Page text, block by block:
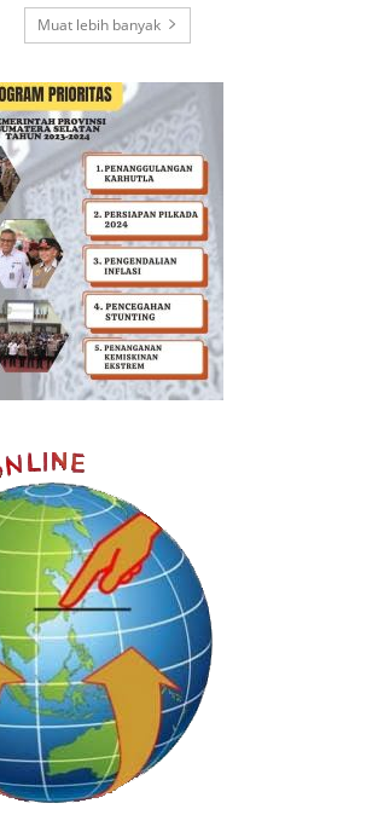
Muat lebih banyak